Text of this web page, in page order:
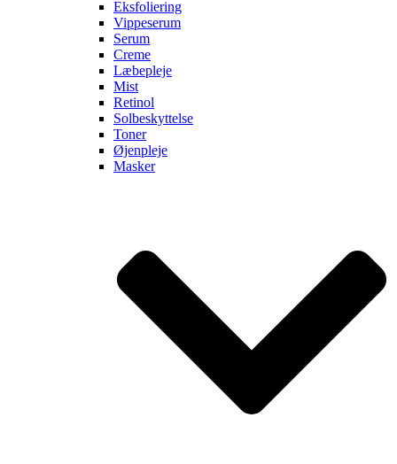
Eksfoliering
Vippeserum
Serum
Creme
Læbepleje
Mist
Retinol
Solbeskyttelse
Toner
Øjenpleje
Masker